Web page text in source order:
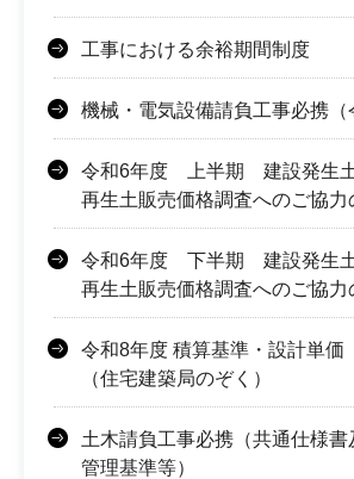
工事における余裕期間制度
機械・電気設備請負工事必携（
令和6年度 上半期 建設発生
再生土販売価格調査へのご協力
令和6年度 下半期 建設発生
再生土販売価格調査へのご協力
令和8年度 積算基準・設計単価
（住宅建築局のぞく）
土木請負工事必携（共通仕様書
管理基準等）